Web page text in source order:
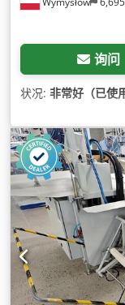
询问
状况: 非常好（已使